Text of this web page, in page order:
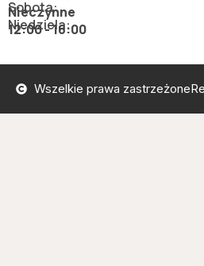
Sobota:
Nieczynne
Niedziela:
12:00 - 16:00
Wszelkie prawa zastrzeżone